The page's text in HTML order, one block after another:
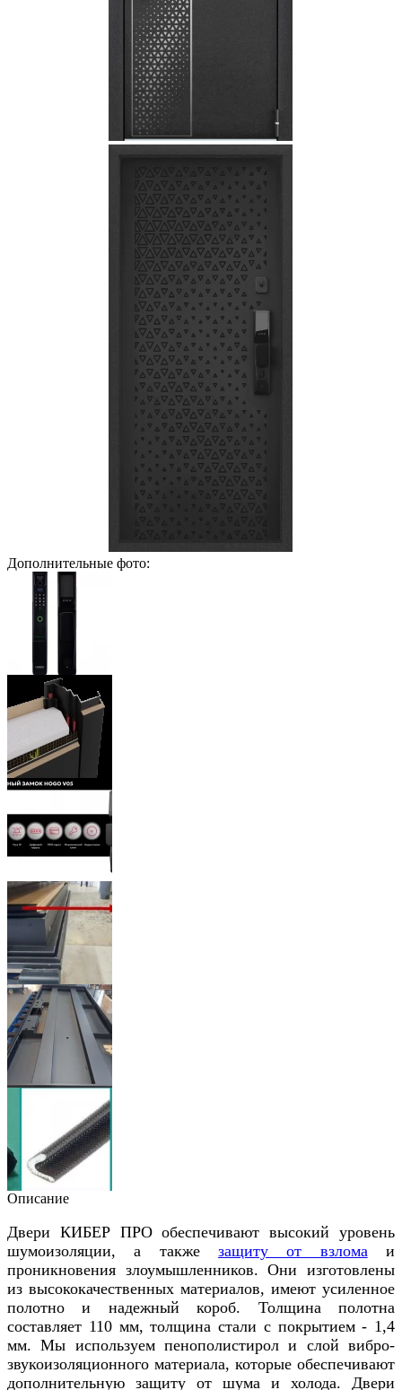
Дополнительные фото:
Описание
Двери КИБЕР ПРО обеспечивают высокий уровень
шумоизоляции, а также защиту от взлома и
проникновения злоумышленников. Они изготовлены
из высококачественных материалов, имеют усиленное
полотно и надежный короб. Толщина полотна
составляет 110 мм, толщина стали с покрытием - 1,4
мм. Мы используем пенополистирол и слой вибро-
звукоизоляционного материала, которые обеспечивают
дополнительную защиту от шума и холода. Двери